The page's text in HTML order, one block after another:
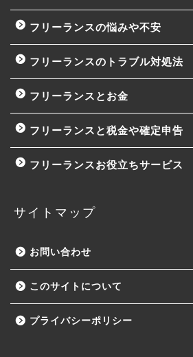
フリーランスの悩みや不安
フリーランスのトラブル対処法
フリーランスとお金
フリーランスと税金や確定申告
フリーランスお役立ちサービス
サイトマップ
お問い合わせ
このサイトについて
プライバシーポリシー